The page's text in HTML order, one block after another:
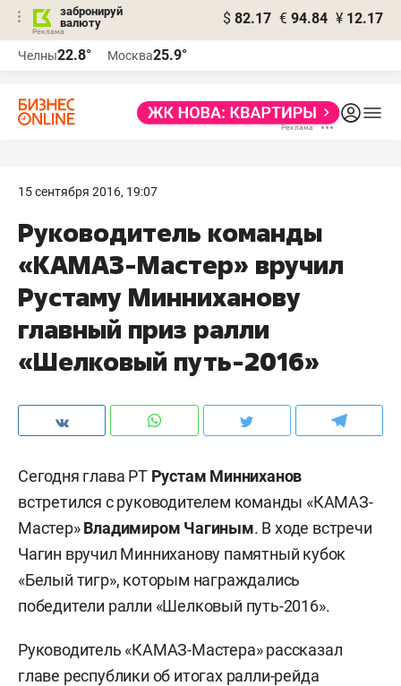
забронируй
валюту
$ 82.17 € 94.84 ¥ 12.17
Челны22.8° Москва25.9°
15 сентября 2016, 19:07
Руководитель команды
«КАМАЗ-Мастер» вручил
Рустаму Минниханову
главный приз ралли
«Шелковый путь-2016»
Сегодня глава РТ Рустам Минниханов
встретился с руководителем команды «КАМАЗ-
Мастер»Владимиром Чагиным. В ходе встречи
Чагин вручил Минниханову памятный кубок
«Белый тигр», которым награждались
победители ралли «Шелковый путь-2016».
Руководитель «КАМАЗ-Мастера» рассказал
главе республики об итогах ралли-рейда